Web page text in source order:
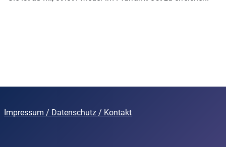
Impressum / Datenschutz / Kontakt